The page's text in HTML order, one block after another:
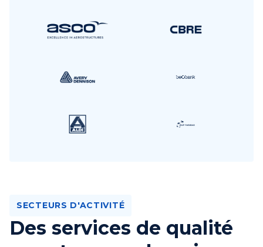
SECTEURS D'ACTIVITÉ
Des services de qualité